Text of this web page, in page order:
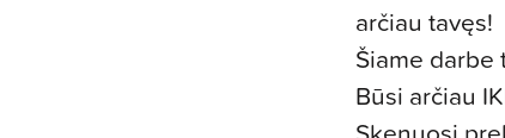
arčiau tavęs!
Šiame darbe
Būsi arčiau